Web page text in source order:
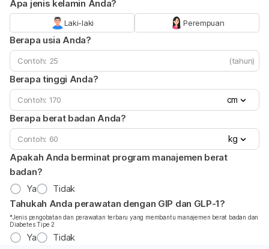
Apa jenis kelamin Anda?
Laki-laki Perempuan
Berapa usia Anda?
(tahun)
Berapa tinggi Anda?
cm
Berapa berat badan Anda?
kg
Apakah Anda berminat program manajemen berat
badan?
Ya
Tidak
Tahukah Anda perawatan dengan GIP dan GLP-1?
*Jenis pengobatan dan perawatan terbaru yang membantu manajemen berat badan dan
Diabetes Tipe 2
Ya Tidak